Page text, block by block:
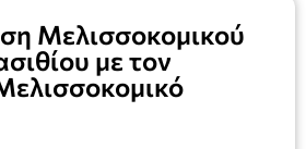
Μελισσοκομικού
με τον